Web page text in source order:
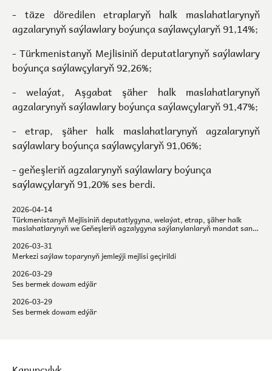
- täze döredilen etraplaryň halk maslahatlarynyň
agzalarynyň saýlawlary boýunça saýlawçylaryň 91,14%;
- Türkmenistanyň Mejlisiniň deputatlarynyň saýlawlary
boýunça saýlawçylaryň 92,26%;
- welaýat, Aşgabat şäher halk maslahatlarynyň
agzalarynyň saýlawlary boýunça saýlawçylaryň 91,47%;
- etrap, şäher halk maslahatlarynyň agzalarynyň
saýlawlary boýunça saýlawçylaryň 91,06%;
- geňeşleriň agzalarynyň saýlawlary boýunça
saýlawçylaryň 91,20% ses berdi.
2026-04-14
Türkmenistanyň Mejlisiniň deputatlygyna, welaýat, etrap, şäher halk
maslahatlarynyň we Geňeşleriň agzalygyna saýlanylanlaryň mandat sany
barada maglumat
2026-03-31
Merkezi saýlaw toparynyň jemleýji mejlisi geçirildi
2026-03-29
Ses bermek dowam edýär
2026-03-29
Ses bermek dowam edýär